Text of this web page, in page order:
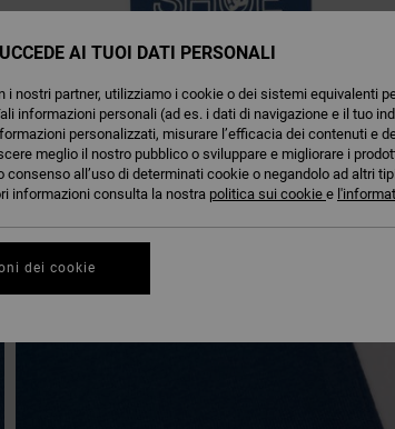
AI TUOI DATI PERSONALI
i nostri partner, utilizziamo i cookie o dei sistemi equivalenti
informazioni personali (ad es. i dati di navigazione e il tuo
personalizzati, misurare l’efficacia dei contenuti e
meglio il nostro pubblico o sviluppare e migliorare i
consenso all’uso di determinati cookie o negandolo ad altri
informazioni consulta la nostra politica sui cookie e
dei cookie